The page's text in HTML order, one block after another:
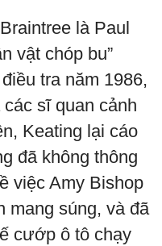
là Paul
vật chóp bu”
tra năm 1986,
sĩ quan cảnh
Keating lại cáo
đã không thông
việc Amy Bishop
mang súng, và đã
cướp ô tô chạy